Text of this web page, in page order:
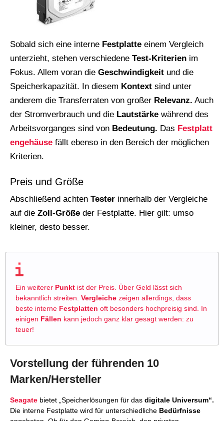
Sobald sich eine interne Festplatte einem Vergleich
unterzieht, stehen verschiedene Test-Kriterien im
Fokus. Allem voran die Geschwindigkeit und die
Speicherkapazität. In diesem Kontext sind unter
anderem die Transferraten von großer Relevanz. Auch
der Stromverbrauch und die Lautstärke während des
Arbeitsvorganges sind von Bedeutung. Das Festplatt
engehäuse fällt ebenso in den Bereich der möglichen
Kriterien.
Preis und Größe
Abschließend achten Tester innerhalb der Vergleiche
auf die Zoll-Größe der Festplatte. Hier gilt: umso
kleiner, desto besser.
Ein weiterer Punkt ist der Preis. Über Geld lässt sich
bekanntlich streiten. Vergleiche zeigen allerdings, dass
beste interne Festplatten oft besonders hochpreisig sind. In
einigen Fällen kann jedoch ganz klar gesagt werden: zu
teuer!
Vorstellung der führenden 10
Marken/Hersteller
Seagate bietet „Speicherlösungen für das digitale Universum“.
Die interne Festplatte wird für unterschiedliche Bedürfnisse